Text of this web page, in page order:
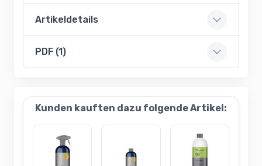
Artikeldetails
PDF (1)
Kunden kauften dazu folgende Artikel: